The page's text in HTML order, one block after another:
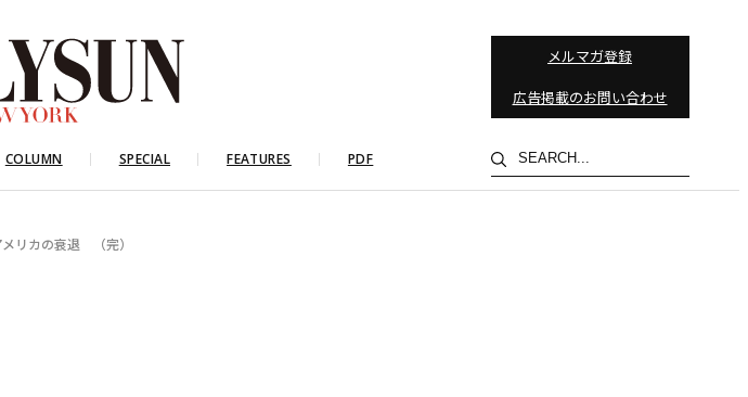
メルマガ登録
広告掲載のお問い合わせ
COLUMN SPECIAL FEATURES PDF
検
索
リカの衰退 （完）